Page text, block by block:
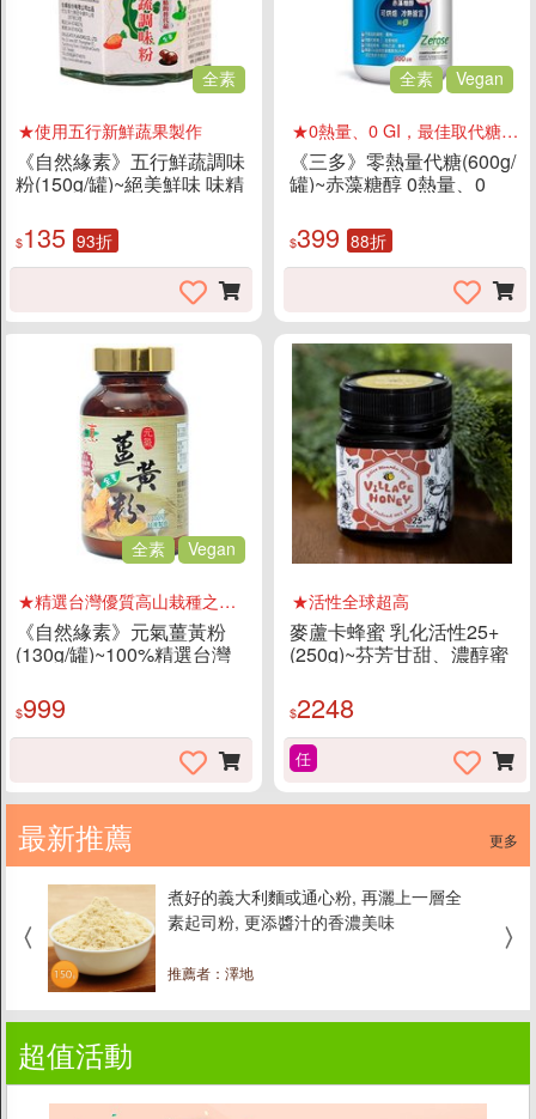
全素
★使用五行新鮮蔬果製作
《自然緣素》五行鮮蔬調味
粉(150g/罐)~絕美鮮味 味精
$135 93折
全素 Vegan
★0熱量、0 GI，最佳取代糖的替代品
《三多》零熱量代糖(600g/
罐)~赤藻糖醇 0熱量、0
$399 88折
全素 Vegan
★精選台灣優質高山栽種之薑黃
《自然緣素》元氣薑黃粉
(130g/罐)~100%精選台灣
$999
★活性全球超高
麥蘆卡蜂蜜 乳化活性25+
(250g)~芬芳甘甜、濃醇蜜
$2248
任
最新推薦 更多
煮好的義大利麵或通心粉, 再灑上一層全
素起司粉, 更添醬汁的香濃美味
推薦者：澤地
超值活動